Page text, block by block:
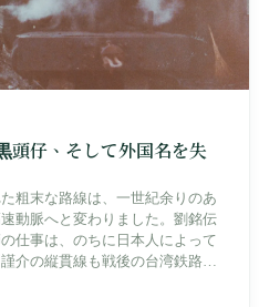
頭仔、そして外国名を失
粗末な路線は、一世紀余りのあ
動脈へと変わりました。劉銘伝
仕事は、のちに日本人によって
介の縦貫線も戦後の台湾鉄路に
の世代も前の世代の記録を脚注